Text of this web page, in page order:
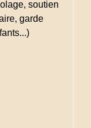
soutien
garde